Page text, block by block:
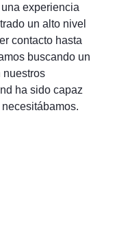
experiencia
un alto nivel
contacto hasta
buscando un
nuestros
ha sido capaz